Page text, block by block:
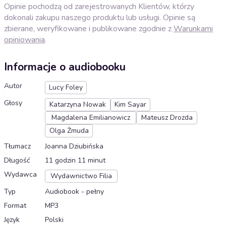
Opinie pochodzą od zarejestrowanych Klientów, którzy
dokonali zakupu naszego produktu lub usługi. Opinie są
zbierane, weryfikowane i publikowane zgodnie zWarunkami
opiniowania.
Informacje o audiobooku
Autor
Lucy Foley
Głosy
Katarzyna Nowak
Kim Sayar
Magdalena Emilianowicz
Mateusz Drozda
Olga Żmuda
Tłumacz
Joanna Dziubińska
Długość
11 godzin 11 minut
Wydawca
Wydawnictwo Filia
Typ
Audiobook - pełny
Format
MP3
Język
Polski